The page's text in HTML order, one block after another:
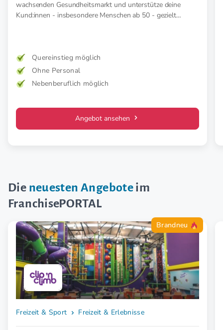
wachsenden Gesundheitsmarkt und unterstütze deine
Kund:innen - insbesondere Menschen ab 50 - gezielt
Konzept.Quereinstieg möglich
Ohne Personal
Nebenberuflich möglich
Angebot ansehen
Die neuesten Angeboteim
FranchisePORTAL
Brandneu
Freizeit & Sport Freizeit & Erlebnisse